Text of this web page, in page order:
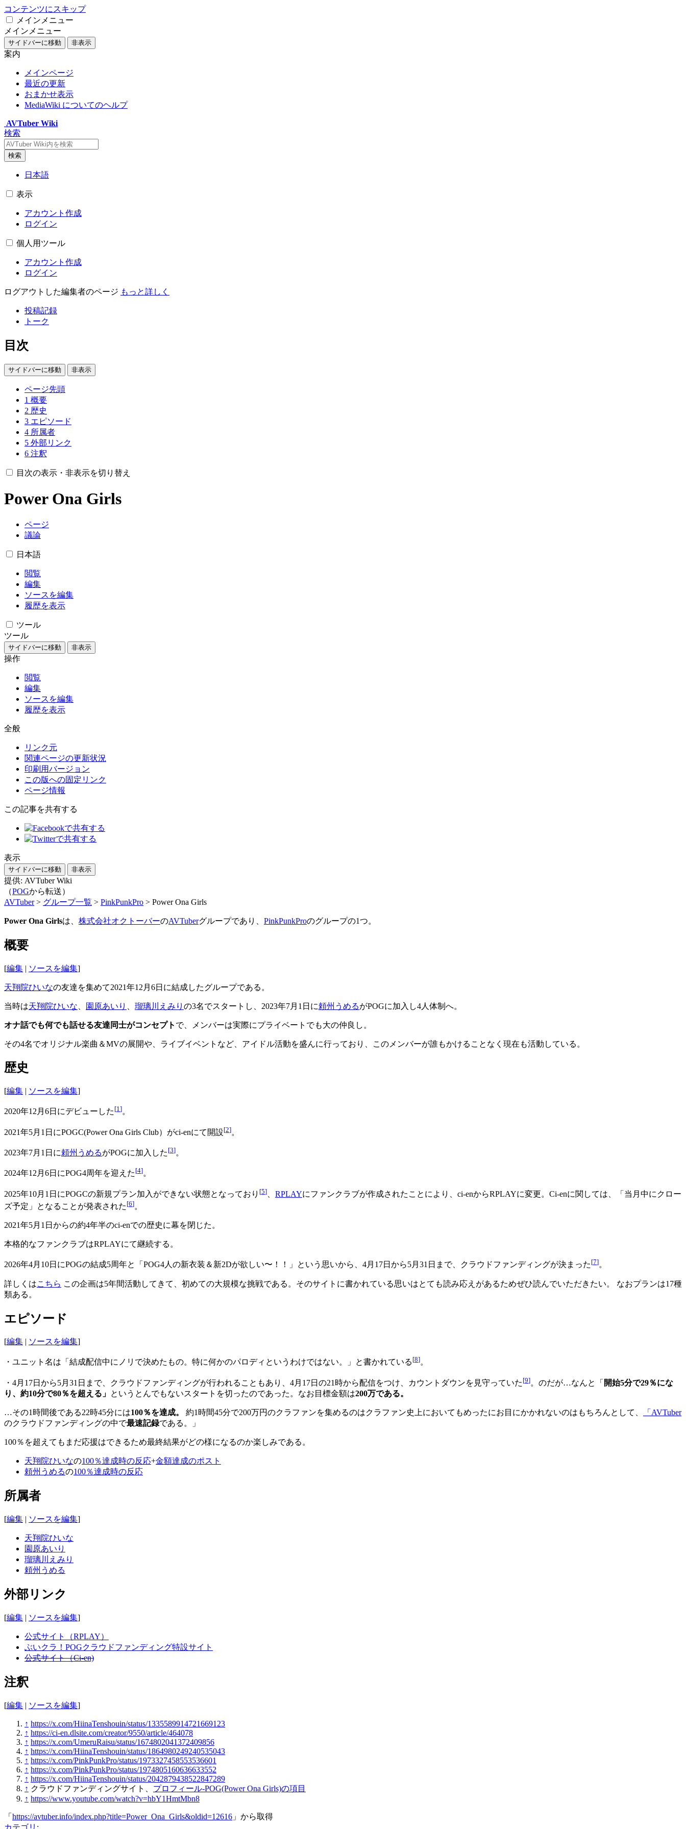
コンテンツにスキップ
メインメニュー
メインメニュー
サイドバーに移動 非表示
案内
メインページ
最近の更新
おまかせ表示
MediaWiki についてのヘルプ
AVTuber Wiki
検索
検索
日本語
表示
アカウント作成
ログイン
個人用ツール
アカウント作成
ログイン
ログアウトした編集者のページ もっと詳しく
投稿記録
トーク
目次
サイドバーに移動 非表示
ページ先頭
1 概要
2 歴史
3 エピソード
4 所属者
5 外部リンク
6 注釈
目次の表示・非表示を切り替え
Power Ona Girls
ページ
議論
日本語
閲覧
編集
ソースを編集
履歴を表示
ツール
ツール
サイドバーに移動 非表示
操作
閲覧
編集
ソースを編集
履歴を表示
全般
リンク元
関連ページの更新状況
印刷用バージョン
この版への固定リンク
ページ情報
この記事を共有する
表示
サイドバーに移動 非表示
提供: AVTuber Wiki
（POGから転送）
AVTuber> グループ一覧 > PinkPunkPro > Power Ona Girls
Power Ona Girlsは、 株式会社オクトーバーのAVTuberグループであり、 PinkPunkProのグループの1つ。
概要
[編集 | ソースを編集]
天翔院ひいなの友達を集めて2021年12月6日に結成したグループである。
当時は天翔院ひいな 園原あいり 瑠璃川えみり の3名でスタートし、2023年7月1日に頼州うめるがPOGに加入し4人体制へ。
オナ話でも何でも話せる友達同士がコンセプト で、メンバーは実際にプライベートでも大の仲良し。
その4名でオリジナル楽曲＆MVの展開や、ライブイベントなど、アイドル活動を盛んに行っており、このメンバーが誰もかけることなく現在も活動している。
歴史
[編集 | ソースを編集]
2020年12月6日にデビューした [1]。
2021年5月1日にPOGC(Power Ona Girls Club）がci-enにて開設[2]。
2023年7月1日に頼州うめるがPOGに加入した [3]。
2024年12月6日にPOG4周年を迎えた [4]。
2025年10月1日にPOGCの新規プラン加入ができない状態となっており [5] RPLAYにファンクラブが作成されたことにより、ci-enからRPLAYに変更。Ci-enに関しては、「当月中にクロー
ズ予定」となることが発表された [6]。
2021年5月1日からの約4年半のci-enでの歴史に幕を閉じた。
本格的なファンクラブはRPLAYにて継続する。
2026年4月10日にPOGの結成5周年と「POG4人の新衣装＆新2Dが欲しい〜！！」という思いから、4月17日から5月31日まで、クラウドファンディングが決まった [7]。
詳しくはこちら この企画は5年間活動してきて、初めての大規模な挑戦である。そのサイトに書かれている思いはとても読み応えがあるためぜひ読んでいただきたい。 なおプランは17種
類ある。
エピソード
[編集 | ソースを編集]
・ユニット名は「結成配信中にノリで決めたもの。特に何かのパロディというわけではない。」と書かれている [8]。
・4月17日から5月31日まで、クラウドファンディングが行われることもあり、4月17日の21時から配信をつけ、カウントダウンを見守っていた [9]。のだが…なんと「 開始5分で29％にな
り、約10分で80％を超える」 というとんでもないスタートを切ったのであった。なお目標金額は200万である。
…その1時間後である22時45分には100％を達成。 約1時間45分で200万円のクラファンを集めるのはクラファン史上においてもめったにお目にかかれないのはもちろんとして、
「AVTuber
のクラウドファンディングの中で最速記録である。」
100％を超えてもまだ応援はできるため最終結果がどの様になるのか楽しみである。
天翔院ひいなの100％達成時の反応+金額達成のポスト
頼州うめるの100％達成時の反応
所属者
[編集 | ソースを編集]
天翔院ひいな
園原あいり
瑠璃川えみり
頼州うめる
外部リンク
[編集 | ソースを編集]
公式サイト（RPLAY）
ぶいクラ！POGクラウドファンディング特設サイト
公式サイト（Ci-en)
注釈
[編集 | ソースを編集]
↑ https://x.com/HiinaTenshouin/status/1335589914721669123
↑ https://ci-en.dlsite.com/creator/9550/article/464078
↑ https://x.com/UmeruRaisu/status/1674802041372409856
↑ https://x.com/HiinaTenshouin/status/1864980249240535043
↑ https://x.com/PinkPunkPro/status/1973327458553536601
↑ https://x.com/PinkPunkPro/status/1974805160636633552
↑ https://x.com/HiinaTenshouin/status/2042879438522847289
↑ クラウドファンディングサイト、 プロフィール-POG(Power Ona Girls)の項目
↑ https://www.youtube.com/watch?v=hbY1HmtMbn8
「 https://avtuber.info/index.php?title=Power_Ona_Girls&oldid=12616 」から取得
カテゴリ :